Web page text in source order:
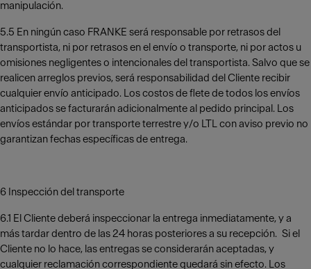
manipulación.
5.5 En ningún caso FRANKE será responsable por retrasos del
transportista, ni por retrasos en el envío o transporte, ni por actos u
omisiones negligentes o intencionales del transportista. Salvo que se
realicen arreglos previos, será responsabilidad del Cliente recibir
cualquier envío anticipado. Los costos de flete de todos los envíos
anticipados se facturarán adicionalmente al pedido principal. Los
envíos estándar por transporte terrestre y/o LTL con aviso previo no
garantizan fechas específicas de entrega.
6 Inspección del transporte
6.1 El Cliente deberá inspeccionar la entrega inmediatamente, y a
más tardar dentro de las 24 horas posteriores a su recepción. Si el
Cliente no lo hace, las entregas se considerarán aceptadas, y
cualquier reclamación correspondiente quedará sin efecto. Los